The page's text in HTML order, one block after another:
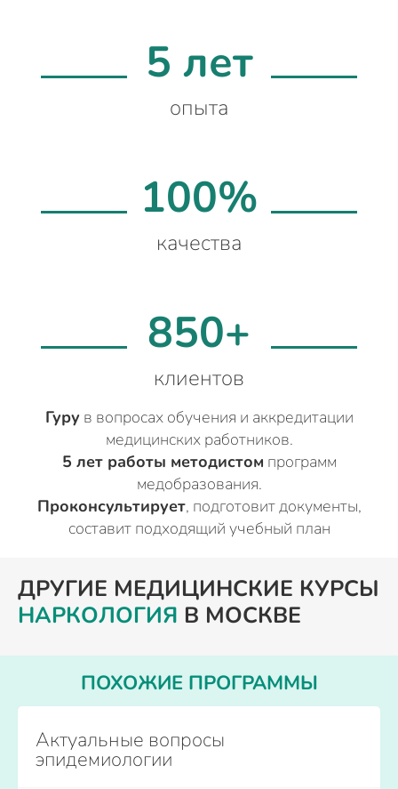
5 лет
опыта
100%
качества
850+
клиентов
Гуру в вопросах обучения и аккредитации
медицинских работников.
5 лет работы методистом программ
медобразования.
Проконсультирует, подготовит документы,
составит подходящий учебный план
ДРУГИЕ МЕДИЦИНСКИЕ КУРСЫ
НАРКОЛОГИЯ В МОСКВЕ
ПОХОЖИЕ ПРОГРАММЫ
Актуальные вопросы
эпидемиологии